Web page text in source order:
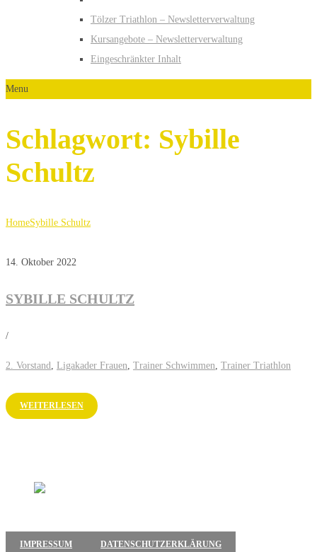
Tölzer Triathlon – Newsletterverwaltung
Kursangebote – Newsletterverwaltung
Eingeschränkter Inhalt
Menu
Schlagwort: Sybille
Schultz
HomeSybille Schultz
14. Oktober 2022
SYBILLE SCHULTZ
/
2. Vorstand Ligakader Frauen Trainer Schwimmen Trainer Triathlon
WEITERLESEN
IMPRESSUM DATENSCHUTZERKLÄRUNG